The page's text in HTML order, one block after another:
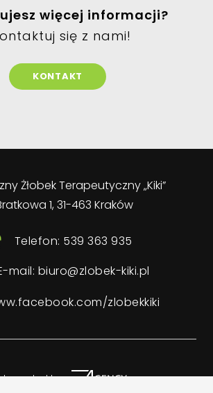
więcej informacji?
się z nami!
KONTAKT
Żłobek Terapeutyczny „Kiki”
1, 31-463 Kraków
Telefon: 539 363 935
mail: biuro@zlobek-kiki.pl
zlobekkiki
by: